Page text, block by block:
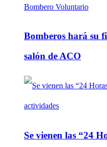
Bomberos hará su
salón de ACO
Se vienen las “24